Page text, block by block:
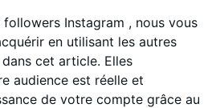
Instagram , nous vous
en utilisant les autres
cet article. Elles
audience est réelle et
de votre compte grâce au